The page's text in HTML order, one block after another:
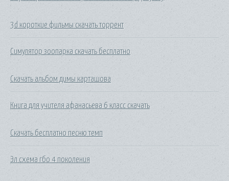
3d короткие фильмы скачать торрент
Симулятор зоопарка скачать бесплатно
Скачать альбом димы карташова
Книга для учителя афанасьева 6 класс скачать
Скачать бесплатно песню темп
Эл схема гбо 4 поколения